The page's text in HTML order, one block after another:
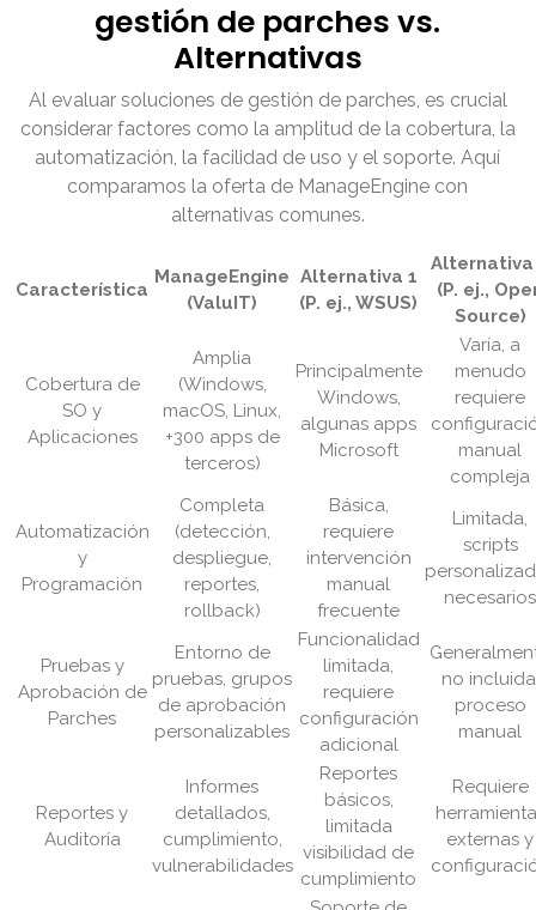
gestión de parches vs.
Alternativas
Al evaluar soluciones de gestión de parches, es crucial
considerar factores como la amplitud de la cobertura, la
automatización, la facilidad de uso y el soporte. Aquí
comparamos la oferta de ManageEngine con
alternativas comunes.
Característica
ManageEngine
(ValuIT)
Alternativa 1
(P. ej., WSUS)
Alternativa
(P. ej.,
Source)
Cobertura de
SO y
Aplicaciones
Amplia
(Windows,
macOS, Linux,
+300 apps de
terceros)
Principalmente
Windows,
algunas apps
Microsoft
Varía, a
menudo
requiere
manual
compleja
Automatización
y
Programación
Completa
(detección,
despliegue,
reportes,
rollback)
Básica,
requiere
intervención
manual
frecuente
Limitada,
scripts
necesarios
Pruebas y
Aprobación de
Parches
Entorno de
pruebas, grupos
de aprobación
personalizables
Funcionalidad
limitada,
requiere
configuración
adicional
no
proceso
manual
Reportes y
Auditoría
Informes
detallados,
cumplimiento,
vulnerabilidades
Reportes
básicos,
limitada
visibilidad de
cumplimiento
Requiere
externas y